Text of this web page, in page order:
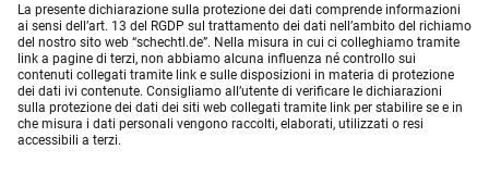
La presente dichiarazione sulla protezione dei dati comprende informazioni
ai sensi dell’art. 13 del RGDP sul trattamento dei dati nell’ambito del richiamo
del nostro sito web “schechtl.de”. Nella misura in cui ci colleghiamo tramite
link a pagine di terzi, non abbiamo alcuna influenza né controllo sui
contenuti collegati tramite link e sulle disposizioni in materia di protezione
dei dati ivi contenute. Consigliamo all’utente di verificare le dichiarazioni
sulla protezione dei dati dei siti web collegati tramite link per stabilire se e in
che misura i dati personali vengono raccolti, elaborati, utilizzati o resi
accessibili a terzi.